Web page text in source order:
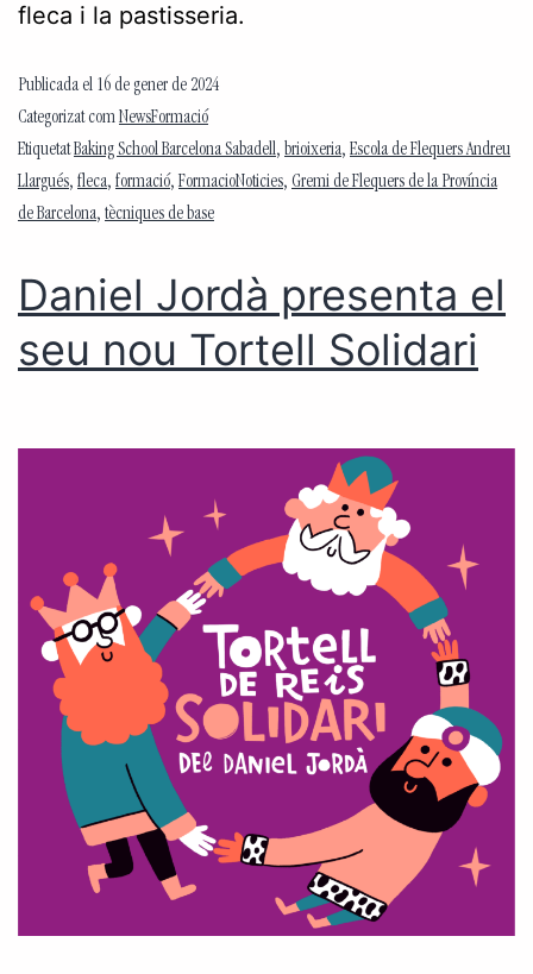
fleca i la pastisseria.
Publicada el 16 de gener de 2024
Categorizat comNewsFormació
EtiquetatBaking School Barcelona Sabadell, brioixeria, Escola de Flequers Andreu
Llargués, fleca, formació, FormacioNoticies, Gremi de Flequers de la Província
de Barcelona, tècniques de base
Daniel Jordà presenta el
seu nou Tortell Solidari